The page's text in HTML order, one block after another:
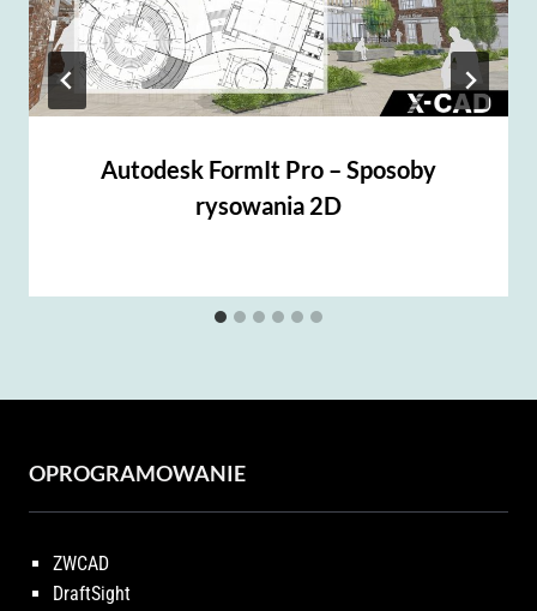
Autodesk FormIt Pro – Sposoby
rysowania 2D
OPROGRAMOWANIE
ZWCAD
DraftSight